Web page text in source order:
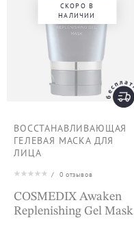
СКОРО В
НАЛИЧИИ
ВОССТАНАВЛИВАЮЩАЯ
ГЕЛЕВАЯ МАСКА ДЛЯ
ЛИЦА
/ 0 отзывов
COSMEDIX Awaken
Replenishing Gel Mask